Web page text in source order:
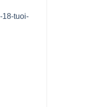
18-tuoi-